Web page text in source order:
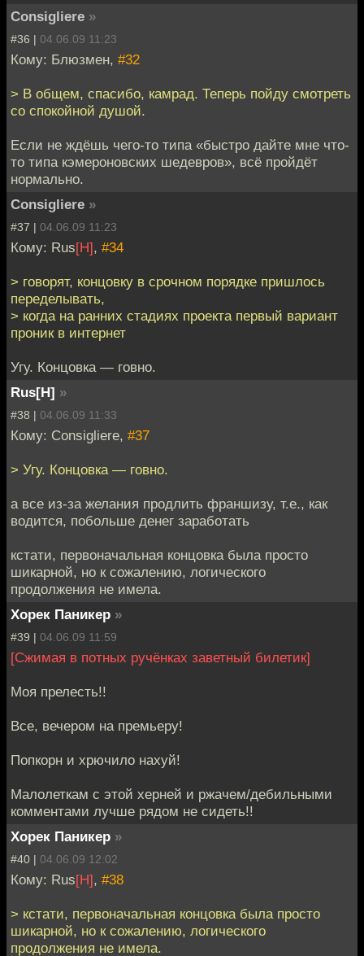
Consigliere »
#36 | 04.06.09 11:23
Кому: Блюзмен, #32
> В общем, спасибо, камрад. Теперь пойду смотреть
со спокойной душой.
Если не ждёшь чего-то типа «быстро дайте мне что-
то типа кэмероновских шедевров», всё пройдёт
нормально.
Consigliere »
#37 | 04.06.09 11:23
Кому: Rus[H], #34
> говорят, концовку в срочном порядке пришлось
переделывать,
> когда на ранних стадиях проекта первый вариант
проник в интернет
Угу. Концовка — говно.
Rus[H] »
#38 | 04.06.09 11:33
Кому: Consigliere, #37
> Угу. Концовка — говно.
а все из-за желания продлить франшизу, т.е., как
водится, побольше денег заработать
кстати, первоначальная концовка была просто
шикарной, но к сожалению, логического
продолжения не имела.
Хорек Паникер »
#39 | 04.06.09 11:59
[Сжимая в потных ручёнках заветный билетик]
Моя прелесть!!
Все, вечером на премьеру!
Попкорн и хрючило нахуй!
Малолеткам с этой херней и ржачем/дебильными
комментами лучше рядом не сидеть!!
Хорек Паникер »
#40 | 04.06.09 12:02
Кому: Rus[H], #38
> кстати, первоначальная концовка была просто
шикарной, но к сожалению, логического
продолжения не имела.